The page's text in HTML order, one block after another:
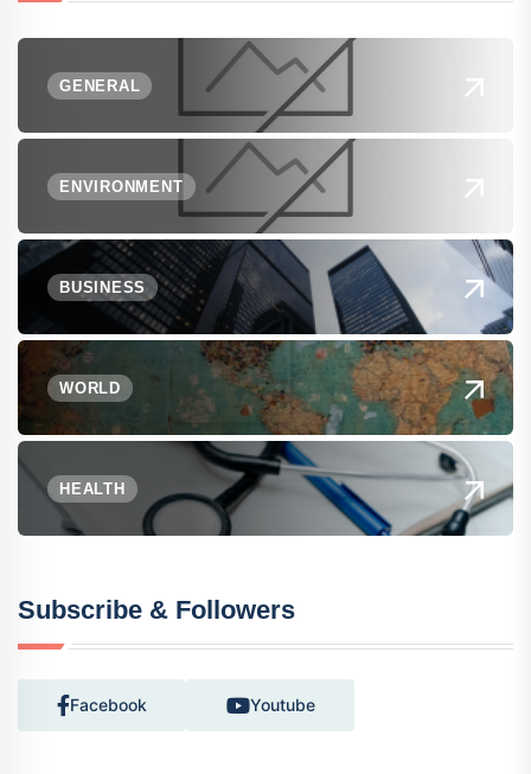
GENERAL
ENVIRONMENT
BUSINESS
WORLD
HEALTH
Subscribe & Followers
Facebook Youtube